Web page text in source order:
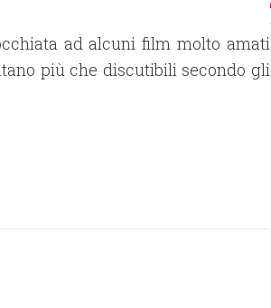
ad alcuni film molto amati
più che discutibili secondo gli